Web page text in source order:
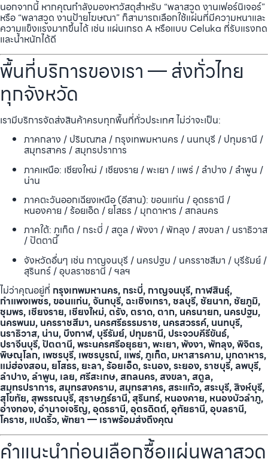
นอกจากนี้ หากคุณกำลังมองหาวัสดุสำหรับ “พลาสวูด งานเฟอร์นิเจอร์”
หรือ “พลาสวูด งานป้ายโฆษณา” ก็สามารถเลือกใช้แผ่นที่มีความหนาและ
ความแข็งแรงมากขึ้นได้ เช่น แผ่นเกรด A หรือแบบ Celuka ที่รับแรงกด
และน้ำหนักได้ดี
พื้นที่บริการของเรา — ส่งทั่วไทย
ทุกจังหวัด
เรามีบริการจัดส่งสินค้าครบทุกพื้นที่ทั่วประเทศ ไม่ว่าจะเป็น:
ภาคกลาง / ปริมณฑล / กรุงเทพมหานคร / นนทบุรี / ปทุมธานี /
สมุทรสาคร / สมุทรปราการ
ภาคเหนือ: เชียงใหม่ / เชียงราย / พะเยา / แพร่ / ลำปาง / ลำพูน /
น่าน
ภาคตะวันออกเฉียงเหนือ (อีสาน): ขอนแก่น / อุดรธานี /
หนองคาย / ร้อยเอ็ด / ยโสธร / มุกดาหาร / สกลนคร
ภาคใต้: ภูเก็ต / กระบี่ / สตูล / พังงา / พัทลุง / สงขลา / นราธิวาส
/ ปัตตานี
จังหวัดอื่นๆ เช่น กาญจนบุรี / นครปฐม / นครราชสีมา / บุรีรัมย์ /
สุรินทร์ / อุบลราชธานี / ฯลฯ
ไม่ว่าคุณอยู่ที่ กรุงเทพมหานคร, กระบี่, กาญจนบุรี, กาฬสินธุ์,
กำแพงเพชร, ขอนแก่น, จันทบุรี, ฉะเชิงเทรา, ชลบุรี, ชัยนาท, ชัยภูมิ,
ชุมพร, เชียงราย, เชียงใหม่, ตรัง, ตราด, ตาก, นครนายก, นครปฐม,
นครพนม, นครราชสีมา, นครศรีธรรมราช, นครสวรรค์, นนทบุรี,
นราธิวาส, น่าน, บึงกาฬ, บุรีรัมย์, ปทุมธานี, ประจวบคีรีขันธ์,
ปราจีนบุรี, ปัตตานี, พระนครศรีอยุธยา, พะเยา, พังงา, พัทลุง, พิจิตร,
พิษณุโลก, เพชรบุรี, เพชรบูรณ์, แพร่, ภูเก็ต, มหาสารคาม, มุกดาหาร,
แม่ฮ่องสอน, ยโสธร, ยะลา, ร้อยเอ็ด, ระนอง, ระยอง, ราชบุรี, ลพบุรี,
ลำปาง, ลำพูน, เลย, ศรีสะเกษ, สกลนคร, สงขลา, สตูล,
สมุทรปราการ, สมุทรสงคราม, สมุทรสาคร, สระแก้ว, สระบุรี, สิงห์บุรี,
สุโขทัย, สุพรรณบุรี, สุราษฎร์ธานี, สุรินทร์, หนองคาย, หนองบัวลำภู,
อ่างทอง, อำนาจเจริญ, อุดรธานี, อุตรดิตถ์, อุทัยธานี, อุบลธานี,
โคราช, แปดริ้ว, พัทยา — เราพร้อมส่งถึงคุณ
คำแนะนำก่อนเลือกซื้อแผ่นพลาสวูด